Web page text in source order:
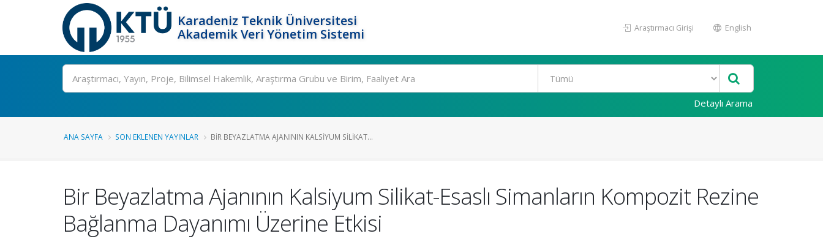
Karadeniz Teknik Üniversitesi
Akademik Veri Yönetim Sistemi
Araştırmacı Girişi English
Ara
Detaylı Arama
ANA SAYFA SON EKLENEN YAYINLAR BIR BEYAZLATMA AJANININ KALSIYUM SILIKAT...
Bir Beyazlatma Ajanının Kalsiyum Silikat-Esaslı Simanların Kompozit Rezine
Bağlanma Dayanımı Üzerine Etkisi